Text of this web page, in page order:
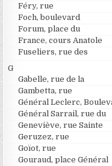
Féry, rue
Foch, boulevard
Forum, place du
France, cours Anatole
Fuseliers, rue des
G
Gabelle, rue de la
Gambetta, rue
Général Leclerc,
Général Sarrail, rue du
Geneviève, rue Sainte
Geruzez, rue
Goïot, rue
Gouraud, place Général